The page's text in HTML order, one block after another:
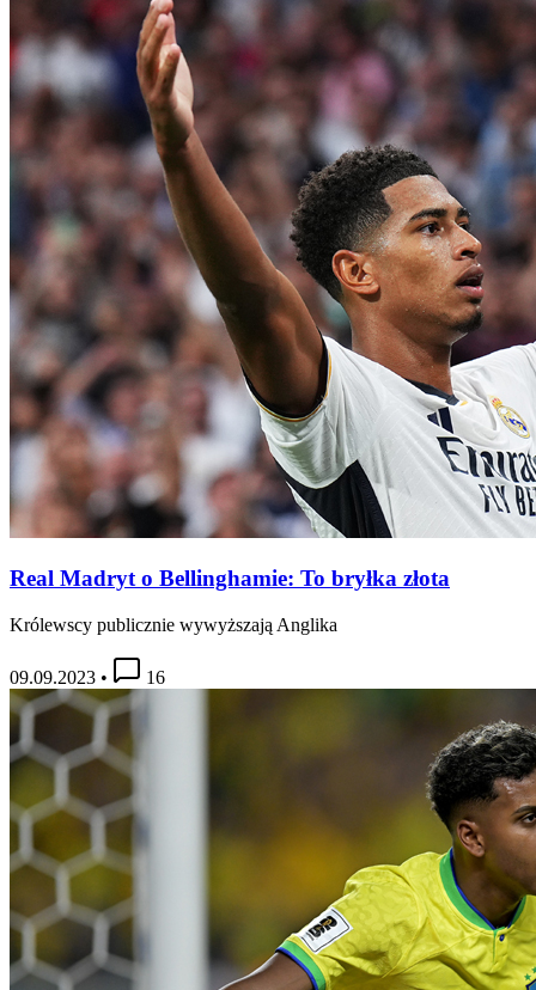
Real Madryt o Bellinghamie: To bryłka złota
Królewscy publicznie wywyższają Anglika
09.09.2023 • 16